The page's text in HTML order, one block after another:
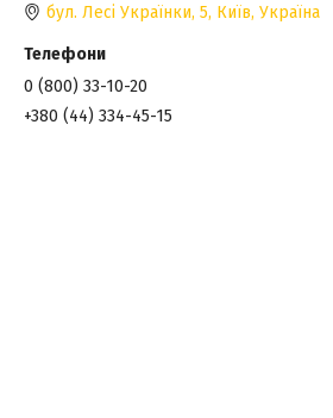
бул. Лесі Українки, 5, Київ, Україна
0 (800) 33-10-20
+380 (44) 334-45-15